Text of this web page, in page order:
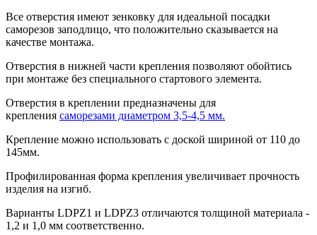
Все отверстия имеют зенковку для идеальной посадки
саморезов заподлицо, что положительно сказывается на
качестве монтажа.
Отверстия в нижней части крепления позволяют обойтись
при монтаже без специального стартового элемента.
Отверстия в креплении предназначены для
крепления саморезами диаметром 3,5-4,5 мм.
Крепление можно использовать с доской шириной от 110 до
145мм.
Профилированная форма крепления увеличивает прочность
изделия на изгиб.
Варианты LDPZ1 и LDPZ3 отличаются толщиной материала -
1,2 и 1,0 мм соответственно.